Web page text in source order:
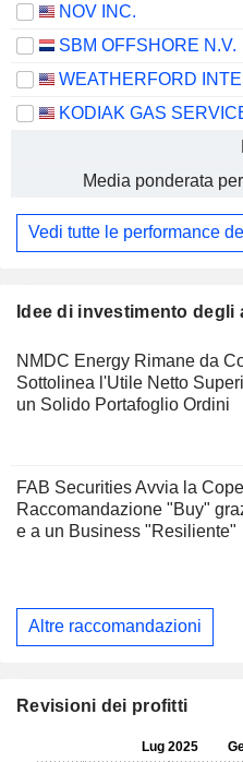
Idee di investimento degli
NMDC Energy Rimane da
Sottolinea l'Utile Netto
un Solido Portafoglio Ordini
FAB Securities Avvia la
Raccomandazione "Buy"
e a un Business "Resiliente"
Altre raccomandazioni
NOV INC.
SBM OFFSHORE N.V.
Media ponderata
Vedi tutte le performance
Revisioni dei profitti